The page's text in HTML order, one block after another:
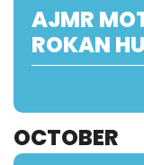
AJMR
ROKAN
OCTOBER